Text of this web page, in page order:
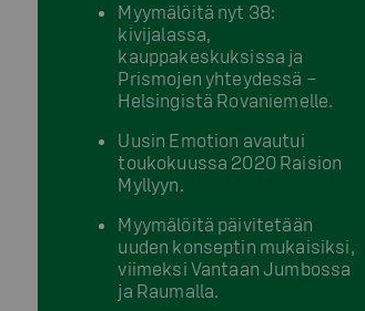
Myymälöitä nyt 38:
kivijalassa,
kauppakeskuksissa ja
Prismojen yhteydessä –
Helsingistä Rovaniemelle.
Uusin Emotion avautui
toukokuussa 2020 Raision
Myllyyn.
Myymälöitä päivitetään
uuden konseptin mukaisiksi,
viimeksi Vantaan Jumbossa
ja Raumalla.